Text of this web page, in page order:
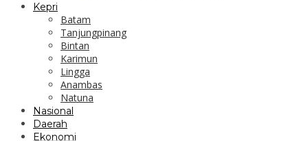
Kepri
Batam
Tanjungpinang
Bintan
Karimun
Lingga
Anambas
Natuna
Nasional
Daerah
Ekonomi